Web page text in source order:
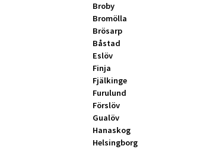
Broby
Bromölla
Brösarp
Båstad
Eslöv
Finja
Fjälkinge
Furulund
Förslöv
Gualöv
Hanaskog
Helsingborg